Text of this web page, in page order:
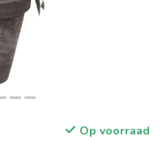
Op voorraad